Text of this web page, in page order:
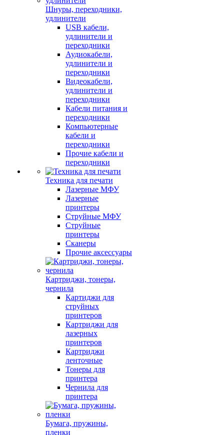
Шнуры, переходники,
удлинители
USB кабели,
удлинители и
переходники
Аудиокабели,
удлинители и
переходники
Видеокабели,
удлинители и
переходники
Кабели питания и
переходники
Компьютерные
кабели и
переходники
Прочие кабели и
переходники
Техника для печати
Лазерные МФУ
Лазерные
принтеры
Струйные МФУ
Струйные
принтеры
Сканеры
Прочие аксессуары
Картриджи, тонеры,
чернила
Картиджи для
струйных
принтеров
Картриджи для
лазерных
принтеров
Картриджи
ленточные
Тонеры для
принтера
Чернила для
принтера
Бумага, пружины,
пленки